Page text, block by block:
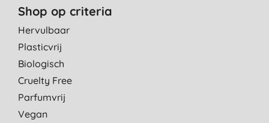
Shop op criteria
Hervulbaar
Plasticvrij
Biologisch
Cruelty Free
Parfumvrij
Vegan